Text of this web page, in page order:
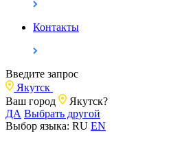
Контакты
Введите запрос
Якутск
Ваш город
Якутск?
ДА Выбрать другой
Выбор языка: RU EN